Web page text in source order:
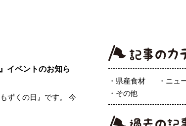
イベントのお知ら
ずくの日』です。 今
県産食材 ニュ
その他